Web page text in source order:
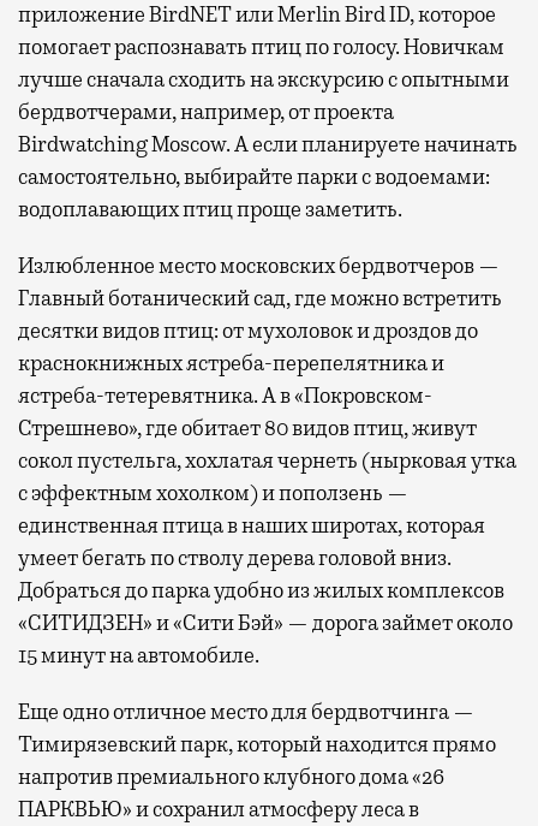
приложение BirdNET или Merlin Bird ID, которое
помогает распознавать птиц по голосу. Новичкам
лучше сначала сходить на экскурсию с опытными
бердвотчерами, например, от проекта
Birdwatching Moscow. А если планируете начинать
самостоятельно, выбирайте парки с водоемами:
водоплавающих птиц проще заметить.
Излюбленное место московских бердвотчеров —
Главный ботанический сад, где можно встретить
десятки видов птиц: от мухоловок и дроздов до
краснокнижных ястреба-перепелятника и
ястреба-тетеревятника. А в «Покровском-
Стрешнево», где обитает 80 видов птиц, живут
сокол пустельга, хохлатая чернеть (нырковая утка
с эффектным хохолком) и поползень —
единственная птица в наших широтах, которая
умеет бегать по стволу дерева головой вниз.
Добраться до парка удобно из жилых комплексов
«СИТИДЗЕН» и «Сити Бэй» — дорога займет около
15 минут на автомобиле.
Еще одно отличное место для бердвотчинга —
Тимирязевский парк, который находится прямо
напротив премиального клубного дома «26
ПАРКВЬЮ» и сохранил атмосферу леса в